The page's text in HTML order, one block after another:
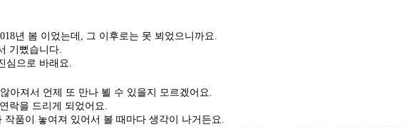
년 봄 이었는데, 그 이후로는 못 뵈었으니까요.
기뻤습니다.
심으로 바래요.
아져서 언제 또 만나 뵐 수 있을지 모르겠어요.
락을 드리게 되었어요.
품이 놓여져 있어서 볼 때마다 생각이 나거든요.